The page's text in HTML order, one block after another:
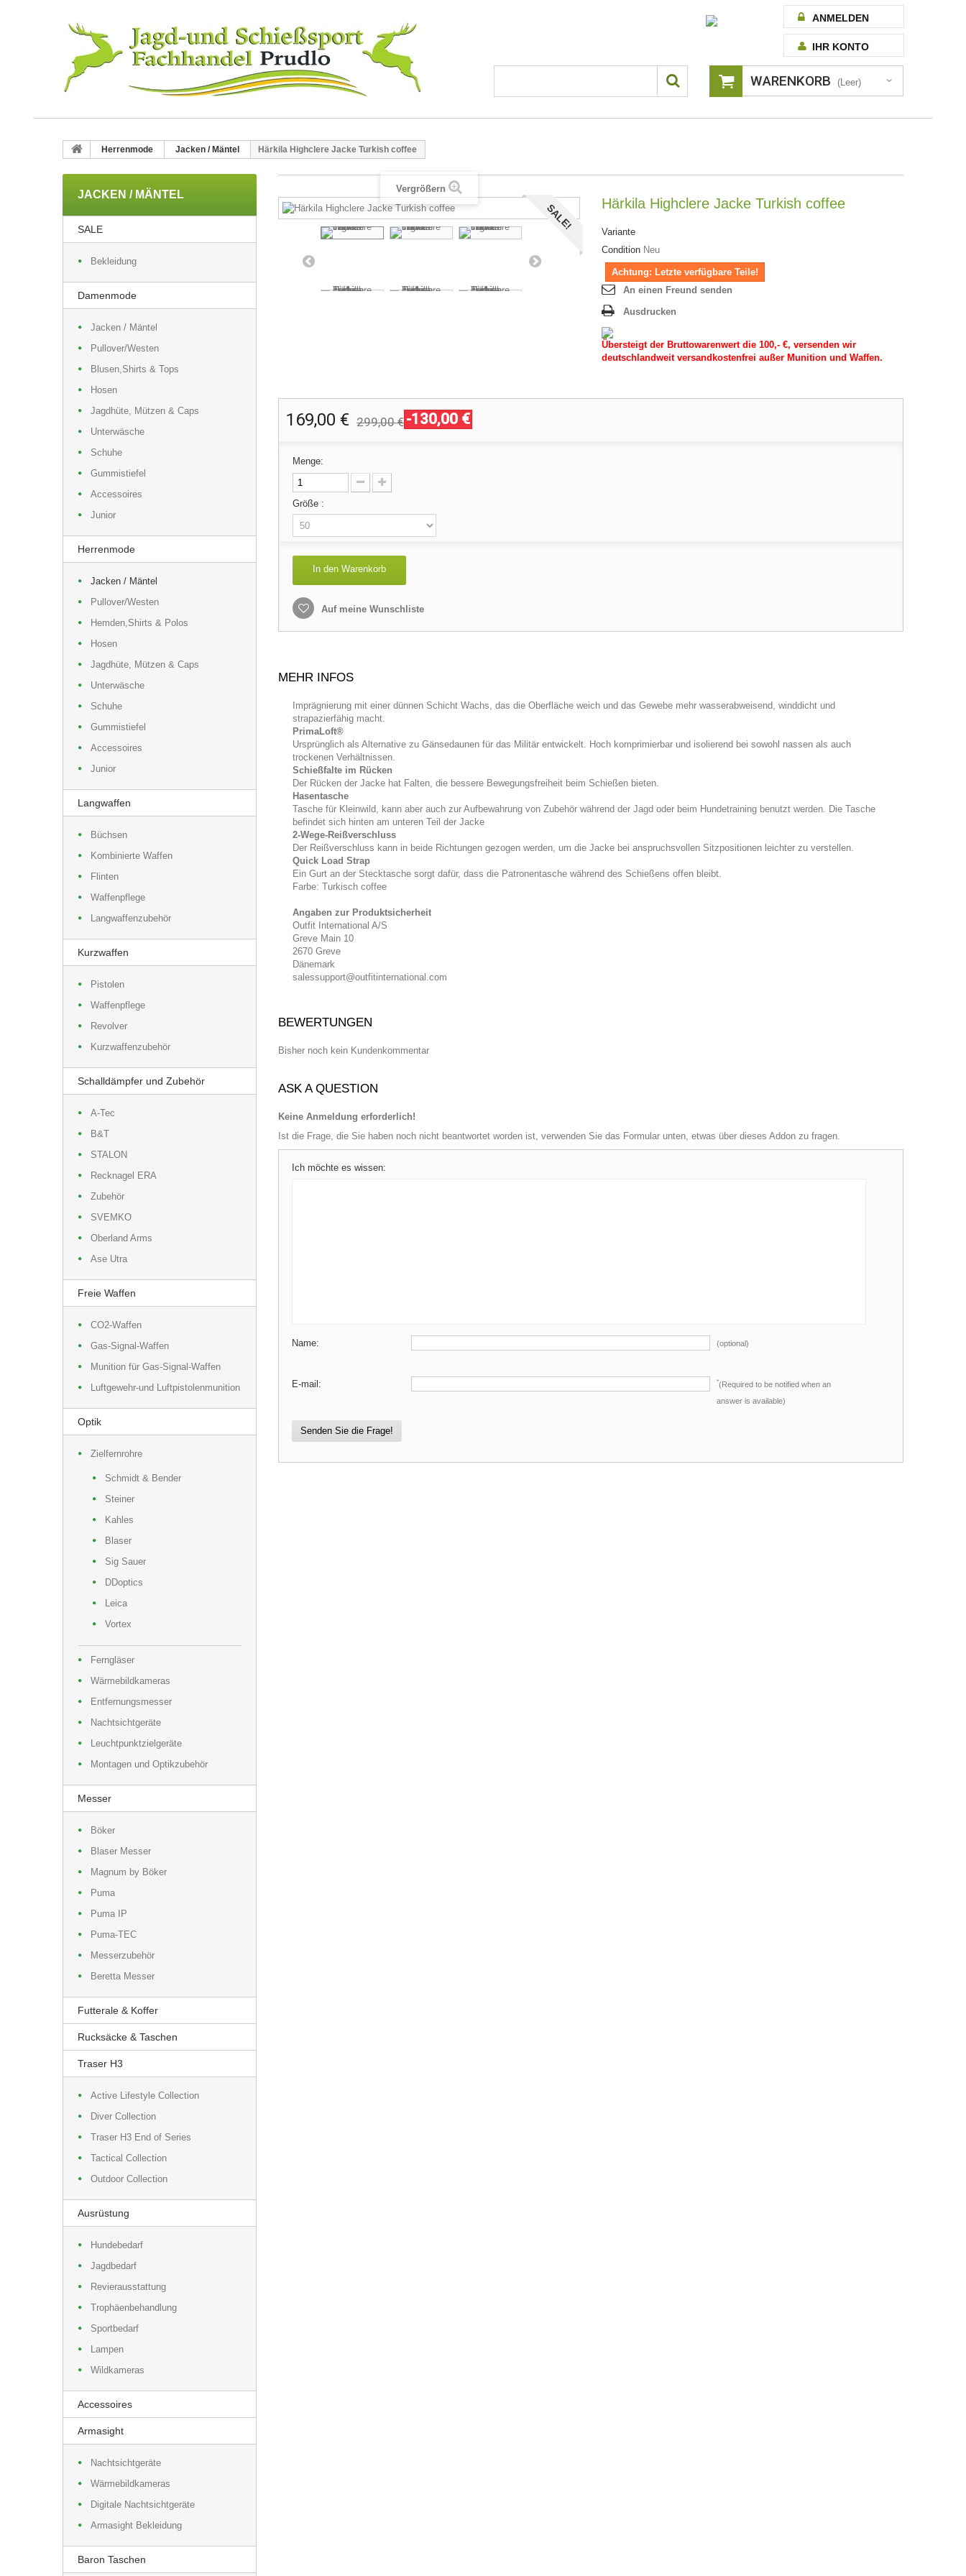
ANMELDEN
IHR KONTO
WARENKORB (Leer)
Herrenmode Jacken / Mäntel Härkila Highclere Jacke Turkish coffee
JACKEN / MÄNTEL
SALE
Bekleidung
Damenmode
Jacken / Mäntel
Pullover/Westen
Blusen,Shirts & Tops
Hosen
Jagdhüte, Mützen & Caps
Unterwäsche
Schuhe
Gummistiefel
Accessoires
Junior
Herrenmode
Jacken / Mäntel
Pullover/Westen
Hemden,Shirts & Polos
Hosen
Jagdhüte, Mützen & Caps
Unterwäsche
Schuhe
Gummistiefel
Accessoires
Junior
Langwaffen
Büchsen
Kombinierte Waffen
Flinten
Waffenpflege
Langwaffenzubehör
Kurzwaffen
Pistolen
Waffenpflege
Revolver
Kurzwaffenzubehör
Schalldämpfer und Zubehör
A-Tec
B&T
STALON
Recknagel ERA
Zubehör
SVEMKO
Oberland Arms
Ase Utra
Freie Waffen
CO2-Waffen
Gas-Signal-Waffen
Munition für Gas-Signal-Waffen
Luftgewehr-und Luftpistolenmunition
Optik
Zielfernrohre
Schmidt & Bender
Steiner
Kahles
Blaser
Sig Sauer
DDoptics
Leica
Vortex
Ferngläser
Wärmebildkameras
Entfernungsmesser
Nachtsichtgeräte
Leuchtpunktzielgeräte
Montagen und Optikzubehör
Messer
Böker
Blaser Messer
Magnum by Böker
Puma
Puma IP
Puma-TEC
Messerzubehör
Beretta Messer
Futterale & Koffer
Rucksäcke & Taschen
Traser H3
Active Lifestyle Collection
Diver Collection
Traser H3 End of Series
Tactical Collection
Outdoor Collection
Ausrüstung
Hundebedarf
Jagdbedarf
Revierausstattung
Trophäenbehandlung
Sportbedarf
Lampen
Wildkameras
Accessoires
Armasight
Nachtsichtgeräte
Wärmebildkameras
Digitale Nachtsichtgeräte
Armasight Bekleidung
Baron Taschen
SALE!
Vergrößern
Härkila Highclere Jacke Turkish coffee
Variante
Condition Neu
Achtung: Letzte verfügbare Teile!
An einen Freund senden
Ausdrucken
Übersteigt der Bruttowarenwert die 100,- €, versenden wir
deutschlandweit versandkostenfrei außer Munition und Waffen.
169,00 € 299,00 € -130,00 €
Menge:
Größe :
In den Warenkorb
Auf meine Wunschliste
MEHR INFOS
Imprägnierung mit einer dünnen Schicht Wachs, das die Oberfläche weich und das Gewebe mehr wasserabweisend, winddicht und
strapazierfähig macht.
PrimaLoft®
Ursprünglich als Alternative zu Gänsedaunen für das Militär entwickelt. Hoch komprimierbar und isolierend bei sowohl nassen als auch
trockenen Verhältnissen.
Schießfalte im Rücken
Der Rücken der Jacke hat Falten, die bessere Bewegungsfreiheit beim Schießen bieten.
Hasentasche
Tasche für Kleinwild, kann aber auch zur Aufbewahrung von Zubehör während der Jagd oder beim Hundetraining benutzt werden. Die Tasche
befindet sich hinten am unteren Teil der Jacke
2-Wege-Reißverschluss
Der Reißverschluss kann in beide Richtungen gezogen werden, um die Jacke bei anspruchsvollen Sitzpositionen leichter zu verstellen.
Quick Load Strap
Ein Gurt an der Stecktasche sorgt dafür, dass die Patronentasche während des Schießens offen bleibt.
Farbe: Turkisch coffee
Angaben zur Produktsicherheit
Outfit International A/S
Greve Main 10
2670 Greve
Dänemark
salessupport@outfitinternational.com
BEWERTUNGEN
Bisher noch kein Kundenkommentar
ASK A QUESTION
Keine Anmeldung erforderlich!
Ist die Frage, die Sie haben noch nicht beantwortet worden ist, verwenden Sie das Formular unten, etwas über dieses Addon zu fragen.
Ich möchte es wissen:
Name: (optional)
E-mail: *(Required to be notified when an
answer is available)
Senden Sie die Frage!